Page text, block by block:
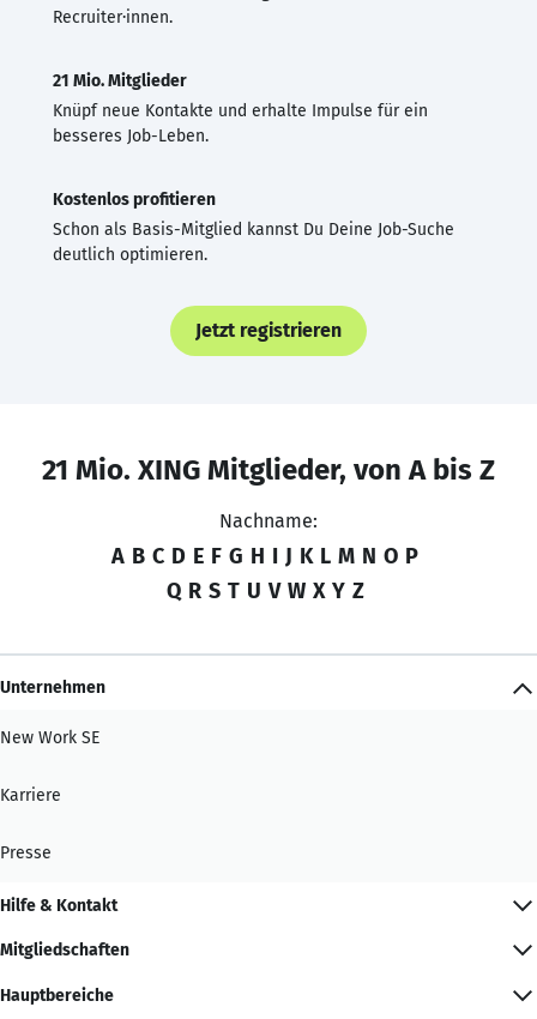
Recruiter·innen.
21 Mio. Mitglieder
Knüpf neue Kontakte und erhalte Impulse für ein
besseres Job-Leben.
Kostenlos profitieren
Schon als Basis-Mitglied kannst Du Deine Job-Suche
deutlich optimieren.
Jetzt registrieren
21 Mio. XING Mitglieder, von A bis Z
Nachname:
A B C D E F G H I J K L M N O P
Q R S T U V W X Y Z
Unternehmen
New Work SE
Karriere
Presse
Hilfe & Kontakt
Mitgliedschaften
Hauptbereiche